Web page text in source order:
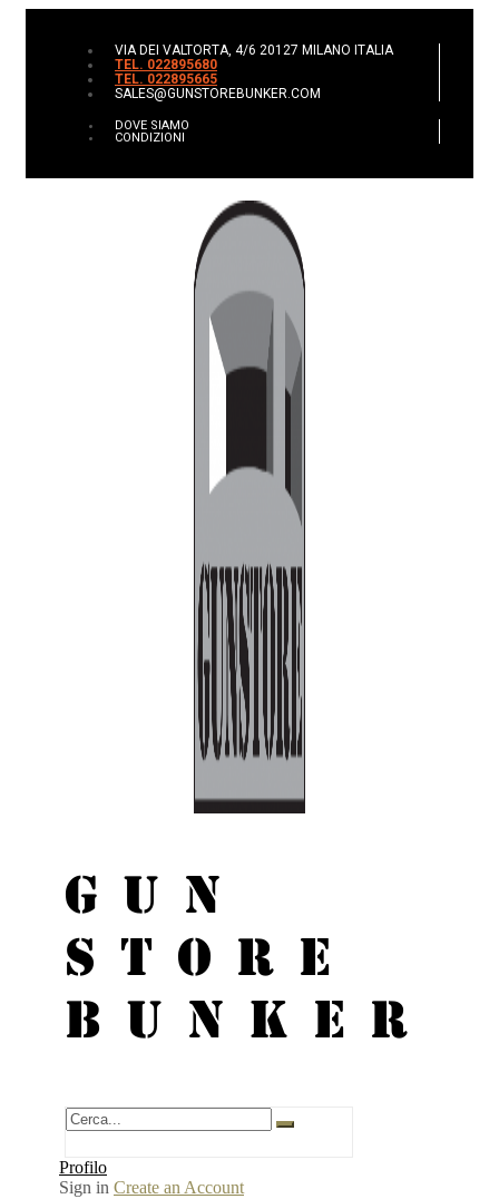
VIA DEI VALTORTA, 4/6 20127 MILANO ITALIA
TEL. 022895680
TEL. 022895665
SALES@GUNSTOREBUNKER.COM
DOVE SIAMO
CONDIZIONI
GUN
STORE
BUNKER
Profilo
Sign in Create an Account